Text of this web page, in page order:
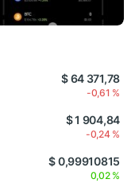
$ 64 371,78
-0,61 %
$ 1 904,84
-0,24 %
$ 0,99910815
0,02 %